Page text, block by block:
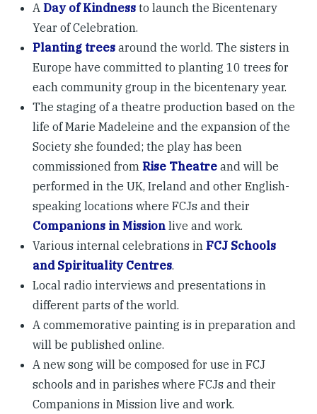
A Day of Kindness to launch the Bicentenary
Year of Celebration.
Planting trees around the world. The sisters in
Europe have committed to planting 10 trees for
each community group in the bicentenary year.
The staging of a theatre production based on the
life of Marie Madeleine and the expansion of the
Society she founded; the play has been
commissioned from Rise Theatre and will be
performed in the UK, Ireland and other English-
speaking locations where FCJs and their
Companions in Mission live and work.
Various internal celebrations in FCJ Schools
and Spirituality Centres.
Local radio interviews and presentations in
different parts of the world.
A commemorative painting is in preparation and
will be published online.
A new song will be composed for use in FCJ
schools and in parishes where FCJs and their
Companions in Mission live and work.